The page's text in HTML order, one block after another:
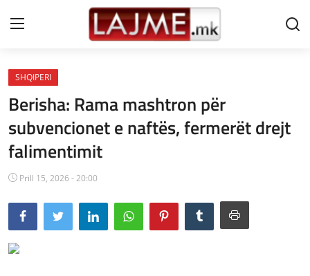
Shtëpi
LAJME MAQEDONI
SHQIPERI
KOSOVA
LAJME NGA BOTA
SHOWBIZ
SHQIPERI
Berisha: Rama mashtron për
subvencionet e naftës, fermerët drejt
falimentimit
Prill 15, 2026 - 20:00